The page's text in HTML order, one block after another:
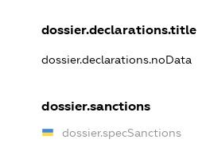
dossier.declarations.title
dossier.declarations.noData
dossier.sanctions
dossier.specSanctions